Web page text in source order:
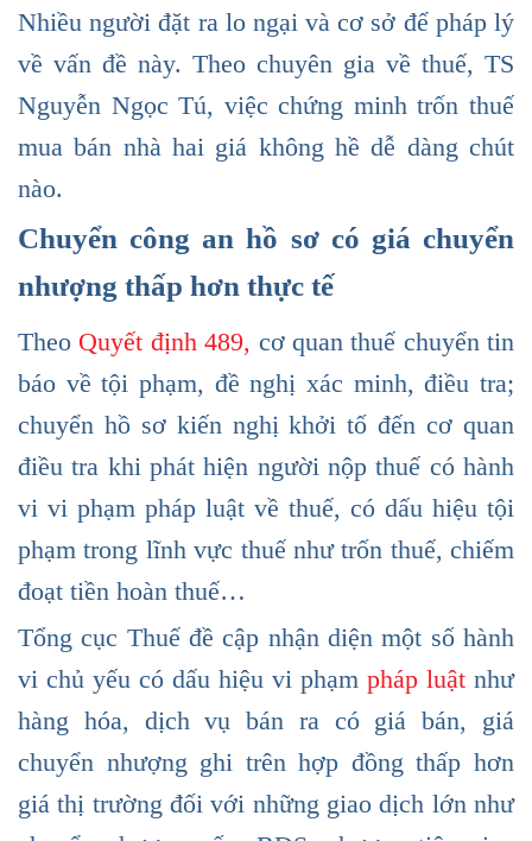
Nhiều người đặt ra lo ngại và cơ sở để pháp lý
về vấn đề này. Theo chuyên gia về thuế, TS
Nguyễn Ngọc Tú, việc chứng minh trốn thuế
mua bán nhà hai giá không hề dễ dàng chút
nào.
Chuyển công an hồ sơ có giá chuyển
nhượng thấp hơn thực tế
Theo Quyết định 489, cơ quan thuế chuyển tin
báo về tội phạm, đề nghị xác minh, điều tra;
chuyển hồ sơ kiến nghị khởi tố đến cơ quan
điều tra khi phát hiện người nộp thuế có hành
vi vi phạm pháp luật về thuế, có dấu hiệu tội
phạm trong lĩnh vực thuế như trốn thuế, chiếm
đoạt tiền hoàn thuế…
Tổng cục Thuế đề cập nhận diện một số hành
vi chủ yếu có dấu hiệu vi phạm pháp luật như
hàng hóa, dịch vụ bán ra có giá bán, giá
chuyển nhượng ghi trên hợp đồng thấp hơn
giá thị trường đối với những giao dịch lớn như